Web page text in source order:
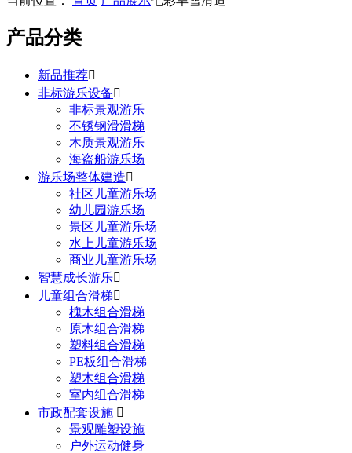
产品分类
新品推荐
非标游乐设备
非标景观游乐
不锈钢滑滑梯
木质景观游乐
海盗船游乐场
游乐场整体建造
社区儿童游乐场
幼儿园游乐场
景区儿童游乐场
水上儿童游乐场
商业儿童游乐场
智慧成长游乐
儿童组合滑梯
槐木组合滑梯
原木组合滑梯
塑料组合滑梯
PE板组合滑梯
塑木组合滑梯
室内组合滑梯
市政配套设施 
景观雕塑设施
户外运动健身